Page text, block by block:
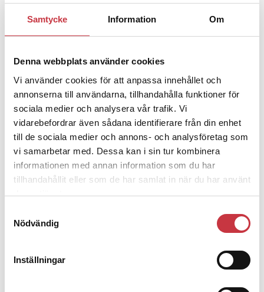
Samtycke Information Om
Denna webbplats använder cookies
Vi använder cookies för att anpassa innehållet och
annonserna till användarna, tillhandahålla funktioner för
sociala medier och analysera vår trafik. Vi
vidarebefordrar även sådana identifierare från din enhet
till de sociala medier och annons- och analysföretag som
vi samarbetar med. Dessa kan i sin tur kombinera
informationen med annan information som du har
tillhandahållit eller som de har samlat in när du har använt
deras tjänster.
Nödvändig
Inställningar
Jens Mårtensson:Snart 20 år i tjänst
– nu ska han lära sig grunderna
4 juni 2026
Polisregionen erkänner fel: ”Kommer
att rättas till”
Debatt